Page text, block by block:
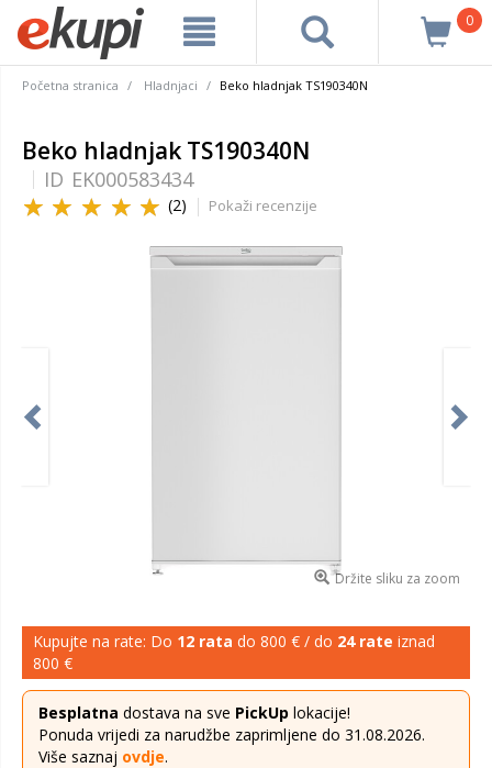
0
Početna stranica Hladnjaci Beko hladnjak TS190340N
Beko hladnjak TS190340N
ID EK000583434
(2) Pokaži recenzije
Držite sliku za zoom
Kupujte na rate: Do 12 rata do 800 € / do 24 rate iznad
800 €
Besplatna dostava na sve PickUp lokacije!
Ponuda vrijedi za narudžbe zaprimljene do 31.08.2026.
Više saznaj ovdje.